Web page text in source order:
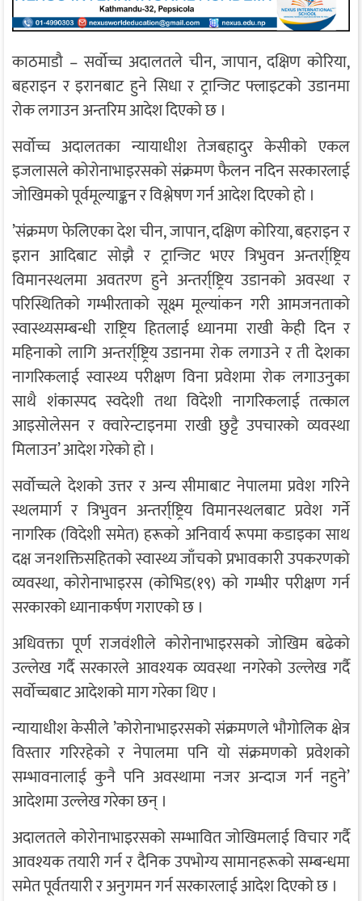
काठमाडौ – सर्वोच्च अदालतले चीन, जापान, दक्षिण कोरिया,
बहराइन र इरानबाट हुने सिधा र ट्रान्जिट फ्लाइटको उडानमा
रोक लगाउन अन्तरिम आदेश दिएको छ ।
सर्वोच्च अदालतका न्यायाधीश तेजबहादुर केसीको एकल
इजलासले कोरोनाभाइरसको संक्रमण फैलन नदिन सरकारलाई
जोखिमको पूर्वमूल्याङ्कन र विश्लेषण गर्न आदेश दिएको हो ।
’संक्रमण फेलिएका देश चीन, जापान, दक्षिण कोरिया, बहराइन र
इरान आदिबाट सोझै र ट्रान्जिट भएर त्रिभुवन अन्तर्रा्ष्ट्रिय
विमानस्थलमा अवतरण हुने अन्तर्रा्ष्ट्रिय उडानको अवस्था र
परिस्थितिको गम्भीरताको सूक्ष्म मूल्यांकन गरी आमजनताको
स्वास्थ्यसम्बन्धी राष्ट्रिय हितलाई ध्यानमा राखी केही दिन र
महिनाको लागि अन्तर्रा्ष्ट्रिय उडानमा रोक लगाउने र ती देशका
नागरिकलाई स्वास्थ्य परीक्षण विना प्रवेशमा रोक लगाउनुका
साथै शंकास्पद स्वदेशी तथा विदेशी नागरिकलाई तत्काल
आइसोलेसन र क्वारेन्टाइनमा राखी छुट्टै उपचारको व्यवस्था
मिलाउन’ आदेश गरेको हो ।
सर्वोच्चले देशको उत्तर र अन्य सीमाबाट नेपालमा प्रवेश गरिने
स्थलमार्ग र त्रिभुवन अन्तर्रा्ष्ट्रिय विमानस्थलबाट प्रवेश गर्ने
नागरिक (विदेशी समेत) हरूको अनिवार्य रूपमा कडाइका साथ
दक्ष जनशक्तिसहितको स्वास्थ्य जाँचको प्रभावकारी उपकरणको
व्यवस्था, कोरोनाभाइरस (कोभिड(१९) को गम्भीर परीक्षण गर्न
सरकारको ध्यानाकर्षण गराएको छ ।
अधिवक्ता पूर्ण राजवंशीले कोरोनाभाइरसको जोखिम बढेको
उल्लेख गर्दै सरकारले आवश्यक व्यवस्था नगरेको उल्लेख गर्दै
सर्वोच्चबाट आदेशको माग गरेका थिए ।
न्यायाधीश केसीले ’कोरोनाभाइरसको संक्रमणले भौगोलिक क्षेत्र
विस्तार गरिरहेको र नेपालमा पनि यो संक्रमणको प्रवेशको
सम्भावनालाई कुनै पनि अवस्थामा नजर अन्दाज गर्न नहुने’
आदेशमा उल्लेख गरेका छन् ।
अदालतले कोरोनाभाइरसको सम्भावित जोखिमलाई विचार गर्दै
आवश्यक तयारी गर्न र दैनिक उपभोग्य सामानहरूको सम्बन्धमा
समेत पूर्वतयारी र अनुगमन गर्न सरकारलाई आदेश दिएको छ ।